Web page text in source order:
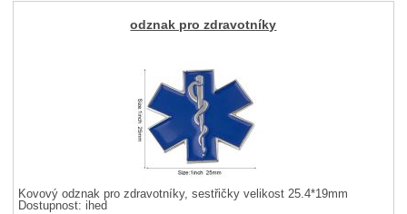
odznak pro zdravotníky
Kovový odznak pro zdravotníky, sestřičky velikost 25.4*19mm
Dostupnost: ihed